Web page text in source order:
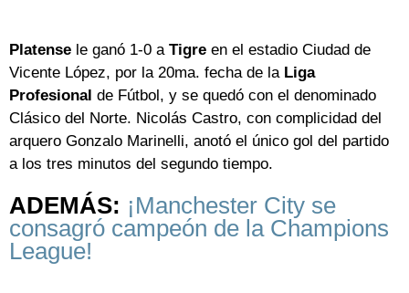
Platense le ganó 1-0 a Tigre en el estadio Ciudad de
Vicente López, por la 20ma. fecha de la Liga
Profesional de Fútbol, y se quedó con el denominado
Clásico del Norte. Nicolás Castro, con complicidad del
arquero Gonzalo Marinelli, anotó el único gol del partido
a los tres minutos del segundo tiempo.
ADEMÁS: ¡Manchester City se
consagró campeón de la Champions
League!